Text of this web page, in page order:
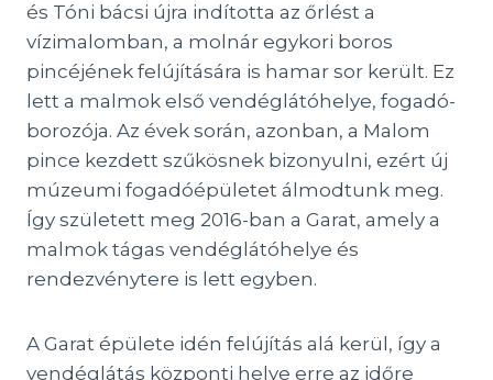
és Tóni bácsi újra indította az őrlést a
vízimalomban, a molnár egykori boros
pincéjének felújítására is hamar sor került. Ez
lett a malmok első vendéglátóhelye, fogadó-
borozója. Az évek során, azonban, a Malom
pince kezdett szűkösnek bizonyulni, ezért új
múzeumi fogadóépületet álmodtunk meg.
Így született meg 2016-ban a Garat, amely a
malmok tágas vendéglátóhelye és
rendezvénytere is lett egyben.
A Garat épülete idén felújítás alá kerül, így a
vendéglátás központi helye erre az időre